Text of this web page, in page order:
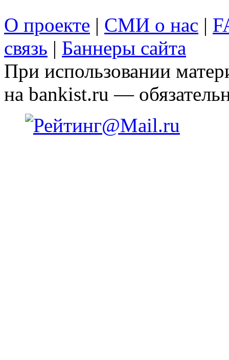
О проекте | СМИ о нас |
связь | Баннеры сайта
При использовании
на bankist.ru —